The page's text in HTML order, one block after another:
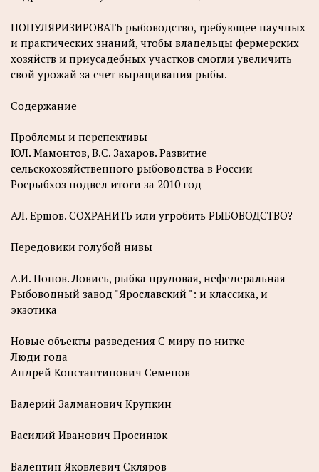
ПОПУЛЯРИЗИРОВАТЬ рыбоводство, требующее научных
и практических знаний, чтобы владельцы фермерских
хозяйств и приусадебных участков смогли увеличить
свой урожай за счет выращивания рыбы.
Содержание
Проблемы и перспективы
ЮЛ. Мамонтов, B.C. Захаров. Развитие
сельскохозяйственного рыбоводства в России
Росрыбхоз подвел итоги за 2010 год
АЛ. Ершов. СОХРАНИТЬ или угробить РЫБОВОДСТВО?
Передовики голубой нивы
А.И. Попов. Ловись, рыбка прудовая, нефедеральная
Рыбоводный завод "Ярославский ": и классика, и
экзотика
Новые объекты разведения С миру по нитке
Люди года
Андрей Константинович Семенов
Валерий Залманович Крупкин
Василий Иванович Просинюк
Валентин Яковлевич Скляров